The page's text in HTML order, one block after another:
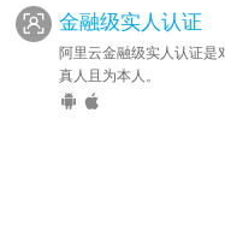
金融级实人认证
阿里云金融级实人认证是
真人且为本人。